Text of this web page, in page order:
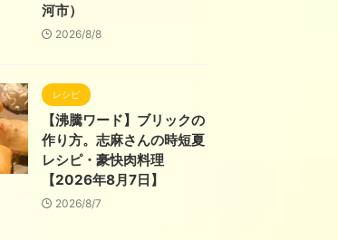
河市）
2026/8/8
レシピ
【沸騰ワード】ブリックの
作り方。志麻さんの時短夏
レシピ・豪快肉料理
【2026年8月7日】
2026/8/7